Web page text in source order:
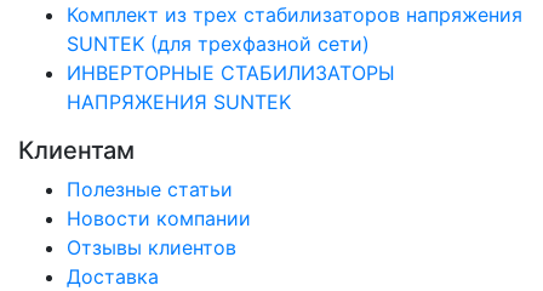
Комплект из трех стабилизаторов напряжения
SUNTEK (для трехфазной сети)
ИНВЕРТОРНЫЕ СТАБИЛИЗАТОРЫ
НАПРЯЖЕНИЯ SUNTEK
Клиентам
Полезные статьи
Новости компании
Отзывы клиентов
Доставка